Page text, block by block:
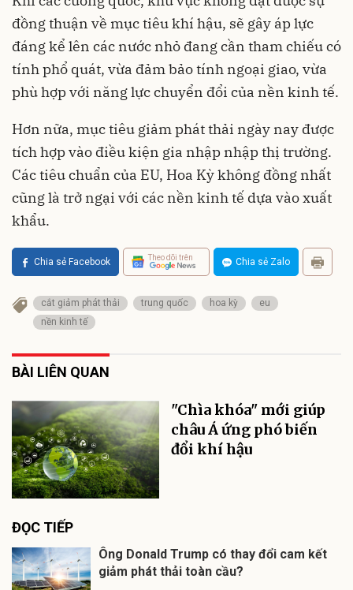
đồng thuận về mục tiêu khí hậu, sẽ gây áp lực
đáng kể lên các nước nhỏ đang cần tham chiếu có
tính phổ quát, vừa đảm bảo tính ngoại giao, vừa
phù hợp với năng lực chuyển đổi của nền kinh tế.
Hơn nữa, mục tiêu giảm phát thải ngày nay được
tích hợp vào điều kiện gia nhập nhập thị trường.
Các tiêu chuẩn của EU, Hoa Kỳ không đồng nhất
cũng là trở ngại với các nền kinh tế dựa vào xuất
khẩu.
Chia sẻ Facebook Theo dõi trên Chia sẻ Zalo
cắt giảm phát thải trung quốc hoa kỳ
eu
nền kinh tế
BÀI LIÊN QUAN
"Chìa khóa" mới giúp
châu Á ứng phó biến
đổi khí hậu
ĐỌC TIẾP
Ông Donald Trump có thay đổi cam kết
giảm phát thải toàn cầu?